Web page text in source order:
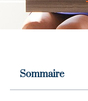
Sommaire